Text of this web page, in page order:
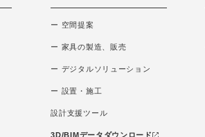
ー 空間提案
ー 家具の製造、販売
ー デジタルソリューション
ー 設置・施工
設計支援ツール
3D/BIMデータダウンロード